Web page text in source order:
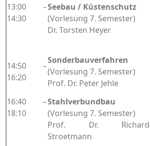
13:00 –
14:30
Seebau / Küstenschutz
(Vorlesung 7. Semester)
Dr. Torsten Heyer
14:50 –
16:20
Sonderbauverfahren
(Vorlesung 7. Semester)
Prof. Dr. Peter Jehle
16:40 –
18:10
Stahlverbundbau
(Vorlesung 7. Semester)
Prof. Dr. Richard
Stroetmann